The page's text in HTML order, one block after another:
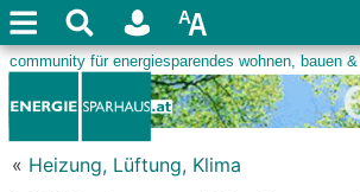
« Heizung, Lüftung, Klima